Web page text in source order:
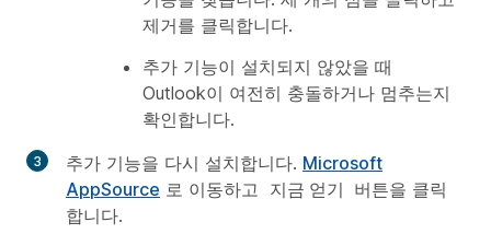
제거를 클릭합니다.
추가 기능이 설치되지 않았을 때
Outlook이 여전히 충돌하거나 멈추는지
확인합니다.
추가 기능을 다시 설치합니다. Microsoft
AppSource 로 이동하고 지금 얻기 버튼을 클릭
합니다.